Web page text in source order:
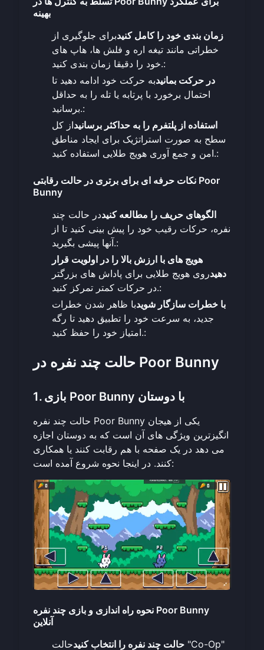
بهینه
زمان بندی خود را کامل کنیدبرای جلوگیری از
خطراتی مانند تیغه اره و فلش ها، هاپ های
خود را دقیقا زمان بندی کنید.:
در حرکت بمانیدبه حرکت خود ادامه دهید تا
احتمال برخورد با پرتابه یا تله را به حداقل
برسانید.:
استفاده از پلتفرم را به حداکثر برسانیداز کل
سطح به صورت استراتژیک برای ایجاد مناطق
امن و جمع آوری هویج طلایی استفاده کنید.:
نکات حرفه ای برای برتری در حالت رقابتی Poor
Bunny
الگوهای حریف را مطالعه کنیددر حالت چند
نفره، حرکات رقیب خود را پیش بینی کنید تا از
آنها پیشی بگیرید.:
هویج های با ارزش بالا را در اولویت قرار
دهیدروی هویج طلایی برای پاداش های بزرگتر
در حرکات کمتر تمرکز کنید.:
با خطرات سازگار شویدبا ظاهر شدن خطرات
جدید، به سرعت خود را تطبیق دهید تا رگه
امتیاز خود را حفظ کنید.:
حالت چند نفره در Poor Bunny
1. بازی Poor Bunny با دوستان
حالت چند نفره Poor Bunny یکی از هیجان
انگیزترین ویژگی های آن است که به دوستان اجازه
می دهد در یک صفحه با هم رقابت کنند یا همکاری
کنند. در اینجا نحوه شروع آمده است:
نحوه راه اندازی و بازی چند نفره Poor Bunny
آنلاین
حالت چند نفره را انتخاب کنیدحالت "Co-Op"